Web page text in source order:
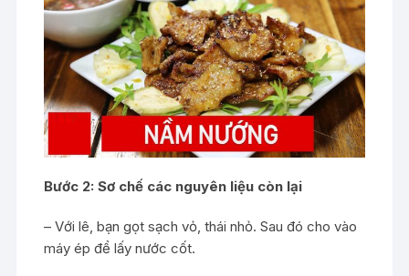
Bước 2: Sơ chế các nguyên liệu còn lại
– Với lê, bạn gọt sạch vỏ, thái nhỏ. Sau đó cho vào
máy ép để lấy nước cốt.